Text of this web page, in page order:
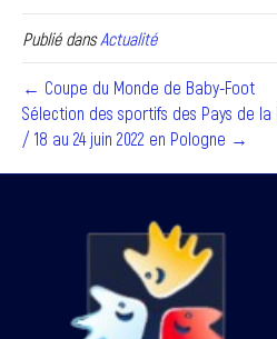
Publié dansActualité
← Coupe du Monde de Baby-Foot
Sélection des sportifs des Pays de la
/ 18 au 24 juin 2022 en Pologne →